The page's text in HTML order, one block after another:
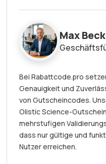
Max
Bei Rabattcode.pro
Genauigkeit und
von Gutscheincodes.
Olistic Science-
mehrstufigen
dass nur gültige und
Nutzer erreichen.